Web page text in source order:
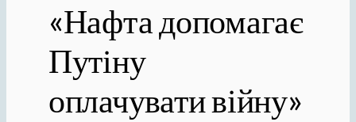
«Нафта допомагає
Путіну
оплачувати війну»